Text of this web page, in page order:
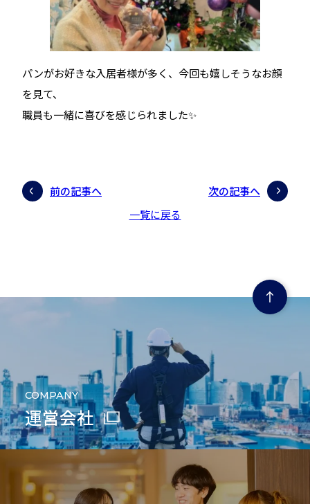
パンがお好きな入居者様が多く、今回も嬉しそうなお顔
を見て、
職員も一緒に喜びを感じられました✨
前の記事へ
一覧に戻る
次の記事へ
ページの先頭にもどる
COMPANY
運営会社